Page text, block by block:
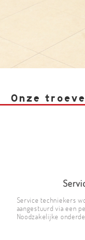
Onze
Service techniekers
aangestuurd via een
Noodzakelijke